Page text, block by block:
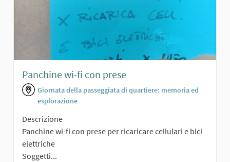
Panchine wi-fi con prese
Giornata della passeggiata di quartiere: memoria ed
esplorazione
Descrizione
Panchine wi-fi con prese per ricaricare cellulari e bici
elettriche
Soggetti...